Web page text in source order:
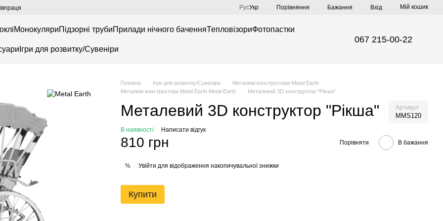
РусУкр Порівняння Бажання Вхід Мій кошик
МонокуляриПідзорні трубиПрилади нічного баченняТепловізориФотопастки
Ігри для розвитку/Сувеніри
067 215-00-22
Головна Ігри для розвитку/Сувеніри
Металеві конструктори Metal Earth
Металеві конструктори Metal Earth Metal Earth
Металевий 3D конструктор "Рікша"
Металевий 3D конструктор "Рікша" Артикул
MMS120
В наявності Написати відгук
810 грн Порівняти В бажання
% Увійти для відображення накопичувальної знижки
Купити